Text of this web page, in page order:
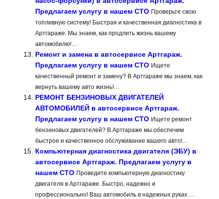
Предлагаем услугу в нашем СТО Проверьте свою
топливную систему! Быстрая и качественная диагностика в
Артгараже. Мы знаем, как продлить жизнь вашему
автомобилю!…
Ремонт и замена в автосервисе Артгараж.
Предлагаем услугу в нашем СТО Ищете
качественный ремонт и замену? В Артгараже мы знаем, как
вернуть вашему авто жизнь!…
РЕМОНТ БЕНЗИНОВЫХ ДВИГАТЕЛЕЙ
АВТОМОБИЛЕЙ в автосервисе Артгараж.
Предлагаем услугу в нашем СТО Ищете ремонт
бензиновых двигателей? В Артгараже мы обеспечим
быстрое и качественное обслуживание вашего авто!…
Компьютерная диагностика двигателя (ЭБУ) в
автосервисе Артгараж. Предлагаем услугу в
нашем СТО Проведите компьютерную диагностику
двигателя в Артгараже. Быстро, надежно и
профессионально! Ваш автомобиль в надежных руках….